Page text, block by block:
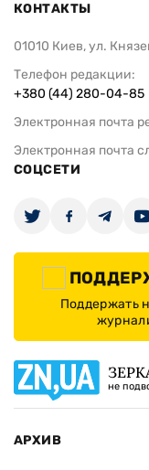
КОНТАКТЫ
01010 Киев, ул.
Телефон редакции:
+380 (44) 280-04-85
Электронная почта
Электронная почта
СОЦСЕТИ
Поддержать
не
АРХИВ